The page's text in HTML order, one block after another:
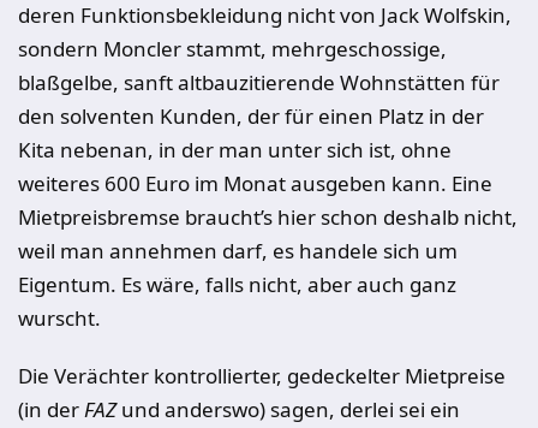
deren Funktionsbekleidung nicht von Jack Wolfskin,
sondern Moncler stammt, mehrgeschossige,
blaßgelbe, sanft altbauzitierende Wohnstätten für
den solventen Kunden, der für einen Platz in der
Kita nebenan, in der man unter sich ist, ohne
weiteres 600 Euro im Monat ausgeben kann. Eine
Mietpreisbremse braucht’s hier schon deshalb nicht,
weil man annehmen darf, es handele sich um
Eigentum. Es wäre, falls nicht, aber auch ganz
wurscht.
Die Verächter kontrollierter, gedeckelter Mietpreise
(in derFAZund anderswo) sagen, derlei sei ein